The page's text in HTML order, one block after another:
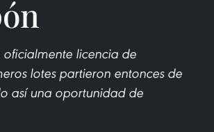
licencia de
lotes partieron entonces de
así una oportunidad de